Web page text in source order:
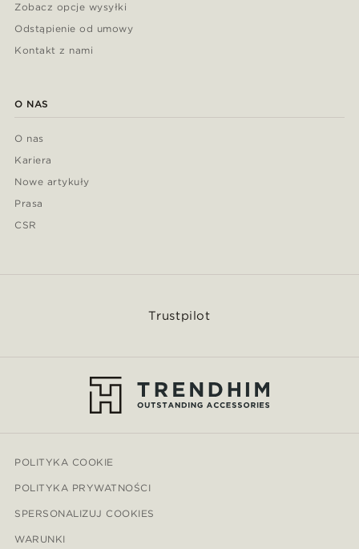
Zobacz opcje wysyłki
Odstąpienie od umowy
Kontakt z nami
O NAS
O nas
Kariera
Nowe artykuły
Prasa
CSR
Trustpilot
POLITYKA COOKIE
POLITYKA PRYWATNOŚCI
SPERSONALIZUJ COOKIES
WARUNKI